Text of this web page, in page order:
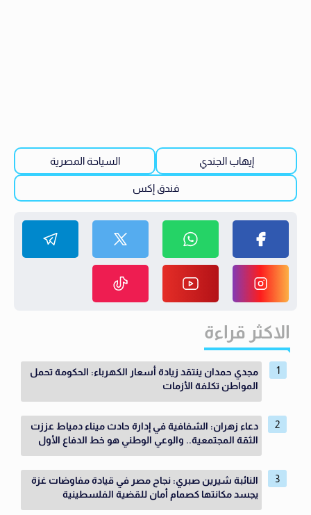
إيهاب الجندي السياحة المصرية
فندق إكس
الاكثر قراءة
مجدي حمدان ينتقد زيادة أسعار الكهرباء: الحكومة تحمل
المواطن تكلفة الأزمات
دعاء زهران: الشفافية في إدارة حادث ميناء دمياط عززت
الثقة المجتمعية.. والوعي الوطني هو خط الدفاع الأول
النائبة شيرين صبري: نجاح مصر في قيادة مفاوضات غزة
يجسد مكانتها كصمام أمان للقضية الفلسطينية